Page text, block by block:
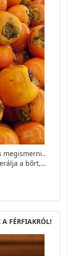
megismerni..
a bőrt,…
FÉRFIAKRÓL!